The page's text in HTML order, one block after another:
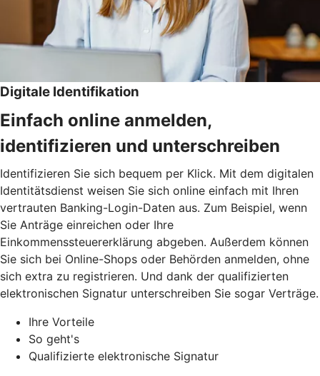
Digitale Identifikation
Einfach online anmelden,
identifizieren und unterschreiben
Identifizieren Sie sich bequem per Klick. Mit dem digitalen
Identitätsdienst weisen Sie sich online einfach mit Ihren
vertrauten Banking-Login-Daten aus. Zum Beispiel, wenn
Sie Anträge einreichen oder Ihre
Einkommenssteuererklärung abgeben. Außerdem können
Sie sich bei Online-Shops oder Behörden anmelden, ohne
sich extra zu registrieren. Und dank der qualifizierten
elektronischen Signatur unterschreiben Sie sogar Verträge.
Ihre Vorteile
So geht's
Qualifizierte elektronische Signatur